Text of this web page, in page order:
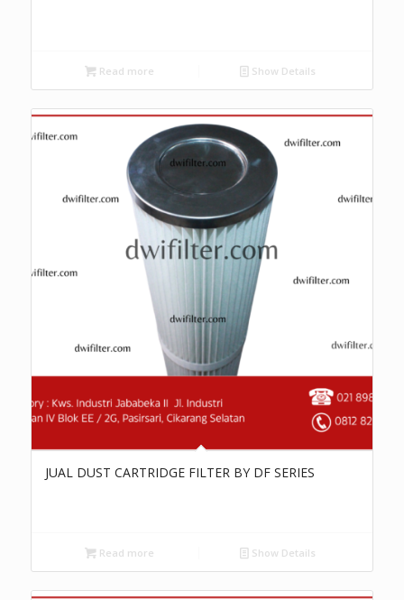
Read more Show Details
JUAL DUST CARTRIDGE FILTER BY DF SERIES
Read more Show Details